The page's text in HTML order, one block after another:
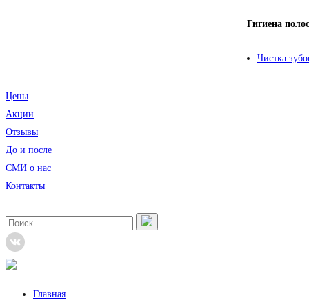
Гигиена
Чистка
Цены
Акции
Отзывы
До и после
CМИ о нас
Контакты
Главная